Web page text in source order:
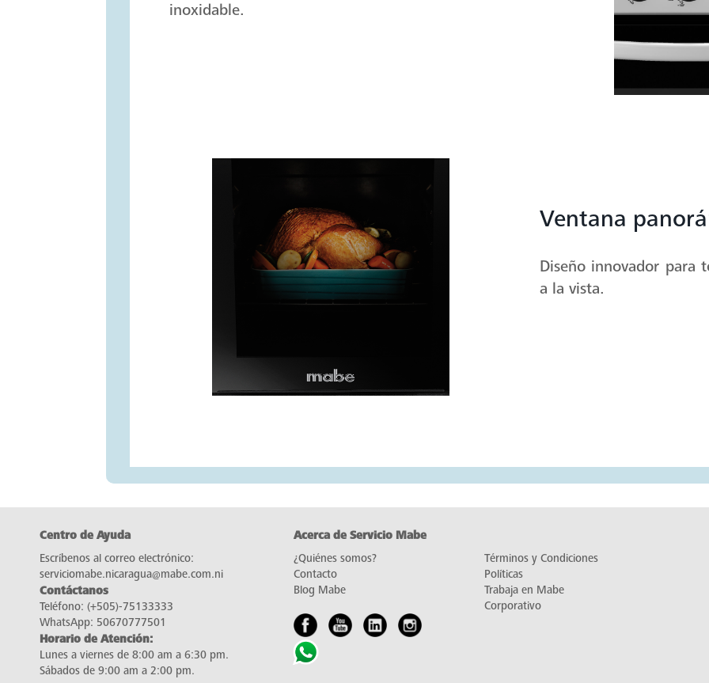
inoxidable.
Ventana
Diseño innovador para
a la vista.
Centro de Ayuda
Escríbenos al correo electrónico:
serviciomabe.nicaragua@mabe.com.ni
Contáctanos
Teléfono: (+505)-75133333
WhatsApp: 50670777501
Horario de Atención:
Lunes a viernes de 8:00 am a 6:30 pm.
Sábados de 9:00 am a 2:00 pm.
Acerca de Servicio Mabe
¿Quiénes somos?
Contacto
Blog Mabe
Términos y Condiciones
Políticas
Trabaja en Mabe
Corporativo